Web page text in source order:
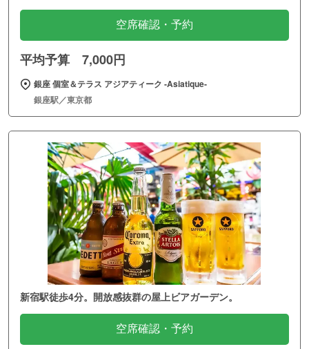
空席確認・予約
平均予算 7,000円
銀座 個室＆テラス アジアティーク ‐Asiatique‐
銀座駅／東京都
新宿駅徒歩4分。開放感抜群の屋上ビアガーデン。
空席確認・予約